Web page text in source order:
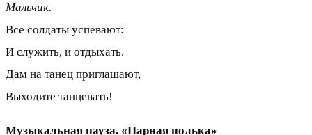
Мальчик.
Все солдаты успевают:
И служить, и отдыхать.
Дам на танец приглашают,
Выходите танцевать!
Музыкальная пауза. «Парная полька»